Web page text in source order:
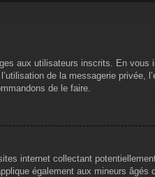
aux utilisateurs inscrits. En
de la messagerie privée,
de le faire.
internet collectant
également aux mineurs